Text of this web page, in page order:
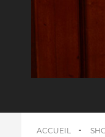
ACCUEIL